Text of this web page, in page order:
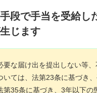
段で手当を受給し
じます
要な届け出を提出しない等
いては、法第23条に基づき
第35条に基づき、3年以下の